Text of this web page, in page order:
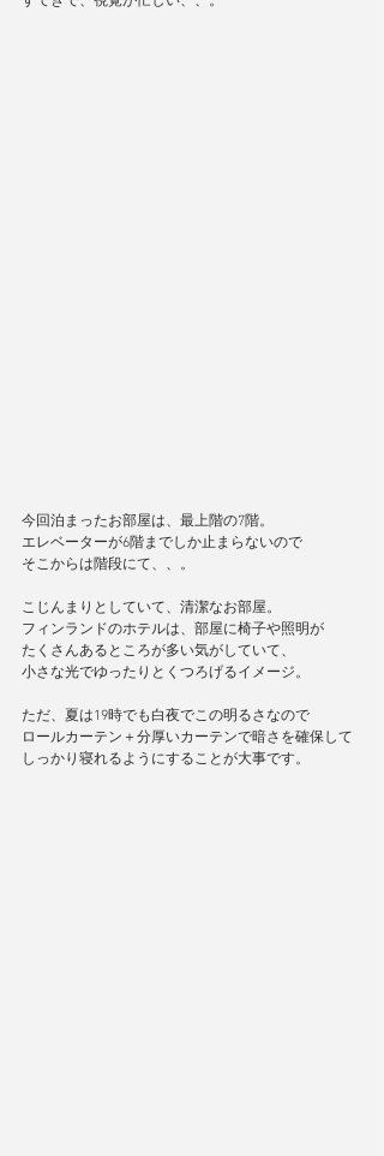
今回泊まったお部屋は、最上階の7階。
エレベーターが6階までしか止まらないので
そこからは階段にて、、。
こじんまりとしていて、清潔なお部屋。
フィンランドのホテルは、部屋に椅子や照明が
たくさんあるところが多い気がしていて、
小さな光でゆったりとくつろげるイメージ。
ただ、夏は19時でも白夜でこの明るさなので
ロールカーテン＋分厚いカーテンで暗さを確保して
しっかり寝れるようにすることが大事です。